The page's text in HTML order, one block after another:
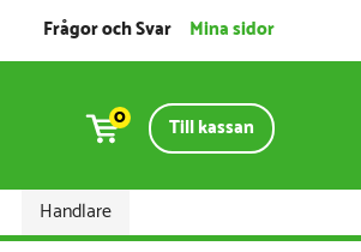
Frågor och Svar Mina sidor
0 Till kassan
Handlare